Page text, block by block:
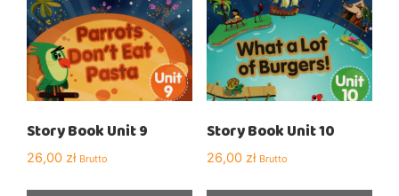
Story Book Unit 9
26,00 zł Brutto
Story Book Unit 10
26,00 zł Brutto